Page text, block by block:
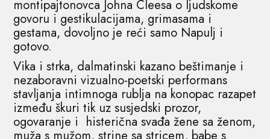
montipajtonovca Johna Cleesa o ljudskome
govoru i gestikulacijama, grimasama i
gestama, dovoljno je reći samo Napulj i
gotovo.
Vika i strka, dalmatinski kazano beštimanje i
nezaboravni vizualno-poetski performans
stavljanja intimnoga rublja na konopac razapet
između škuri tik uz susjedski prozor,
ogovaranje i histerična svađa žene sa ženom,
muža s mužom, strine sa stricem, babe s